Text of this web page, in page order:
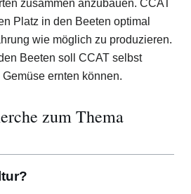
zusammen anzubauen. CCAT
Platz in den Beeten optimal
wie möglich zu produzieren.
Beeten soll CCAT selbst
ernten können.
zum Thema